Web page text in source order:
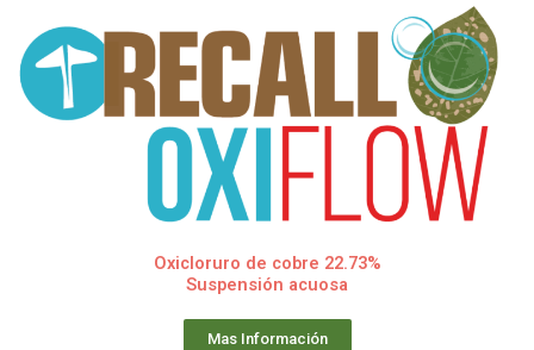
Oxicloruro de cobre 22.73%
Suspensión acuosa
Mas Información